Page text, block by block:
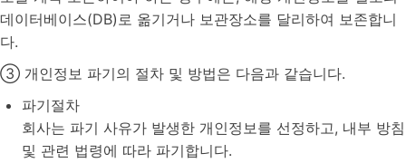
데이터베이스(DB)로 옮기거나 보관장소를 달리하여 보존합니
다.
③ 개인정보 파기의 절차 및 방법은 다음과 같습니다.
파기절차
회사는 파기 사유가 발생한 개인정보를 선정하고, 내부 방침
및 관련 법령에 따라 파기합니다.